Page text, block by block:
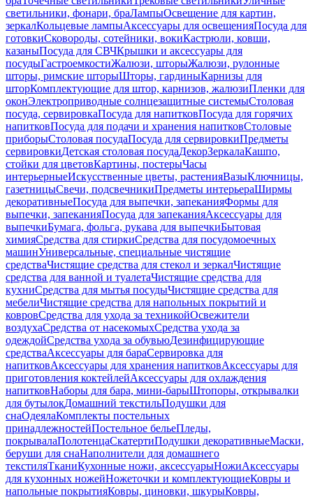
светильники, фонари, браЛампыОсвещение для картин,
зеркалКольцевые лампыАксессуары для освещенияПосуда для
готовкиСковороды, сотейники, вокиКастрюли, ковши,
казаныПосуда для СВЧКрышки и аксессуары для
посудыГастроемкостиЖалюзи, шторыЖалюзи, рулонные
шторы, римские шторыШторы, гардиныКарнизы для
шторКомплектующие для штор, карнизов, жалюзиПленки для
оконЭлектроприводные солнцезащитные системыСтоловая
посуда, сервировкаПосуда для напитковПосуда для горячих
напитковПосуда для подачи и хранения напитковСтоловые
приборыСтоловая посудаПосуда для сервировкиПредметы
сервировкиДетская столовая посудаДекорЗеркалаКашпо,
стойки для цветовКартины, постерыЧасы
интерьерныеИскусственные цветы, растенияВазыКлючницы,
газетницыСвечи, подсвечникиПредметы интерьераШирмы
декоративныеПосуда для выпечки, запеканияФормы для
выпечки, запеканияПосуда для запеканияАксессуары для
выпечкиБумага, фольга, рукава для выпечкиБытовая
химияСредства для стиркиСредства для посудомоечных
машинУниверсальные, специальные чистящие
средстваЧистящие средства для стекол и зеркалЧистящие
средства для ванной и туалетаЧистящие средства для
кухниСредства для мытья посудыЧистящие средства для
мебелиЧистящие средства для напольных покрытий и
ковровСредства для ухода за техникойОсвежители
воздухаСредства от насекомыхСредства ухода за
одеждойСредства ухода за обувьюДезинфицирующие
средстваАксессуары для бараСервировка для
напитковАксессуары для хранения напитковАксессуары для
приготовления коктейлейАксессуары для охлаждения
напитковНаборы для бара, мини-барыШтопоры, открывалки
для бутылокДомашний текстильПодушки для
снаОдеялаКомплекты постельных
принадлежностейПостельное бельеПледы,
покрывалаПолотенцаСкатертиПодушки декоративныеМаски,
беруши для снаНаполнители для домашнего
текстиляТканиКухонные ножи, аксессуарыНожиАксессуары
для кухонных ножейНожеточки и комплектующиеКовры и
напольные покрытияКовры, циновки, шкурыКовры,